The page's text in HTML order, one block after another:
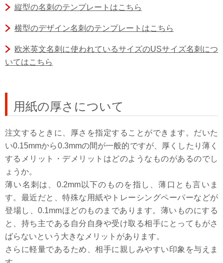
縦型の名刺のテンプレートはこちら
横型のデザイン名刺のテンプレートはこちら
欧米英文名刺に使われているサイズのUSサイズ名刺につ
いてはこちら
用紙の厚さについて
注文するときに、厚さを指定することができます。だいた
い0.15mmから0.3mmの間が一般的ですが、厚くしたり薄く
するメリット・デメリットはどのようなものがあるのでし
ょうか。
薄い名刺は、0.2mm以下のものを指し、薄口とも言いま
す。最近だと、特殊な用紙やトレーシングペーパーなどが
登場し、0.1mmほどのものまであります。薄いものにする
と、持ち主である自分自身や受け取る相手にとってもがさ
ばらないという大きなメリットがあります。
さらに軽量であるため、相手に親しみやすい印象を与えま